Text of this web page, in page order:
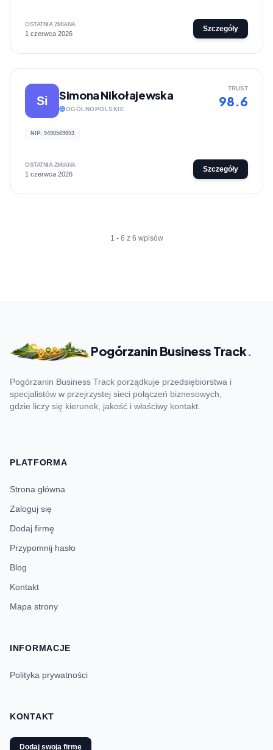
OSTATNIA ZMIANA
1 czerwca 2026
Szczegóły
Si Simona Nikołajewska
OGÓLNOPOLSKIE
TRUST
98.6
NIP: 9490569053
OSTATNIA ZMIANA
1 czerwca 2026
Szczegóły
1 - 6 z 6 wpisów
Pogórzanin Business Track.
Pogórzanin Business Track porządkuje przedsiębiorstwa i
specjalistów w przejrzystej sieci połączeń biznesowych,
gdzie liczy się kierunek, jakość i właściwy kontakt.
PLATFORMA
Strona główna
Zaloguj się
Dodaj firmę
Przypomnij hasło
Blog
Kontakt
Mapa strony
INFORMACJE
Polityka prywatności
KONTAKT
Dodaj swoją firmę